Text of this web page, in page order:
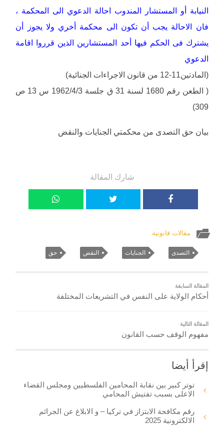
النيابة أو المستشار المندوب احالة الدعوي الى المحكمة ،
فان الاحالة يجب أن تكون الى محكمة أخري ولا يجوز أن
يشترك فى الحكم فيها أحد المستشارين الذين قرروا اقامة
الدعوي
(المادتين11-12 من قانون الاجراءات الجنائية)
( الطعن رقم 1680 لسنة 31 ق جلسة 1962/4/3 س 13 ص
309)
بيان حق التصدى من محكمتي الجنايات والنقض
شارك المقالة
مقالات قانونية
التصدى الجنايات النقض حق
المقالة السابقة
أحكام الولاية على النفس في التشريعات المختلفة
المقالة التالية
مفهوم الوقف حسب القانون
إقرأ أيضا
توتر كبير بين نقابة المحامين الفلسطيين ومجلس القضاء
الاعلى بسبب تفتيش المحامي
رقم مكافحة الابتزاز في تركيا – و الابلاغ عن الجرائم
الالكترونية 2025